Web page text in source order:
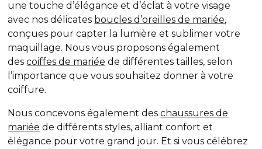
une touche d’élégance et d’éclat à votre visage
avec nos délicates boucles d’oreilles de mariée,
conçues pour capter la lumière et sublimer votre
maquillage. Nous vous proposons également
descoiffes de mariée de différentes tailles, selon
l’importance que vous souhaitez donner à votre
coiffure.
Nous concevons également deschaussures de
mariée de différents styles, alliant confort et
élégance pour votre grand jour. Et si vous célébrez